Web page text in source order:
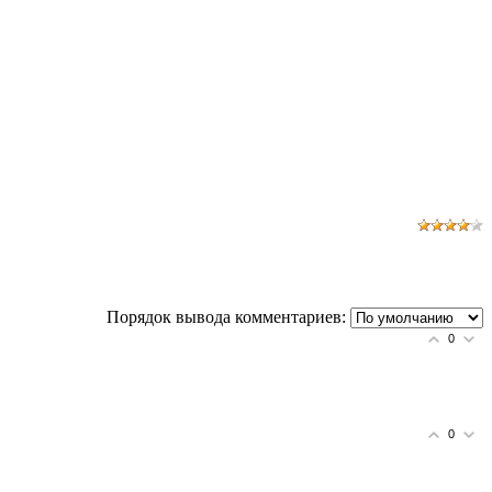
Порядок вывода комментариев:
0
0